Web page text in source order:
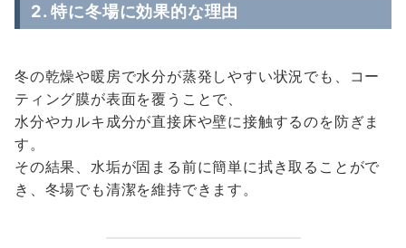
2. 特に冬場に効果的な理由
冬の乾燥や暖房で水分が蒸発しやすい状況でも、コー
ティング膜が表面を覆うことで、
水分やカルキ成分が直接床や壁に接触するのを防ぎま
す。
その結果、水垢が固まる前に簡単に拭き取ることがで
き、冬場でも清潔を維持できます。